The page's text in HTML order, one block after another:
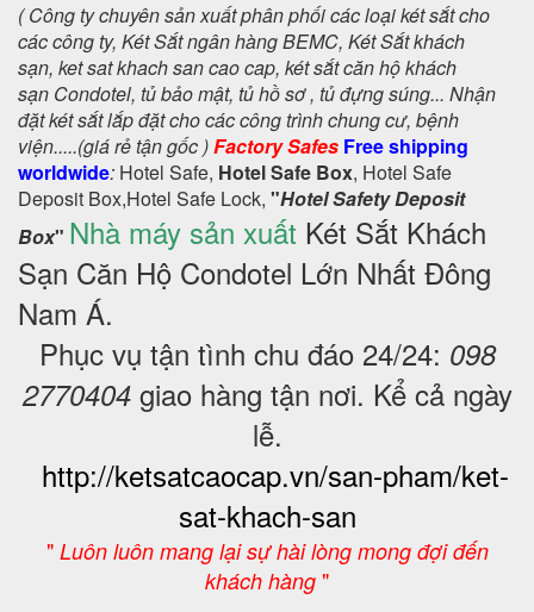
( Công ty chuyên sản xuất phân phối các loại két sắt cho
các công ty, Két Sắt ngân hàng BEMC, Két Sắt khách
sạn, ket sat khach san cao cap, két sắt căn hộ khách
sạn Condotel, tủ bảo mật, tủ hồ sơ , tủ đựng súng... Nhận
đặt két sắt lắp đặt cho các công trình chung cư, bệnh
viện.....(giá rẻ tận gốc )Factory Safes Free shipping
worldwide: Hotel Safe, Hotel Safe Box, Hotel Safe
Deposit Box,Hotel Safe Lock, "Hotel Safety Deposit
Box" Nhà máy sản xuất Két Sắt Khách
Sạn Căn Hộ Condotel Lớn Nhất Đông
Nam Á.
Phục vụ tận tình chu đáo 24/24: 098
2770404giao hàng tận nơi. Kể cả ngày
lễ.
http://ketsatcaocap.vn/san-pham/ket-
sat-khach-san
" Luôn luôn mang lại sự hài lòng mong đợi đến
khách hàng "